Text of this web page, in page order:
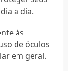
a dia.
às
de óculos
em geral.